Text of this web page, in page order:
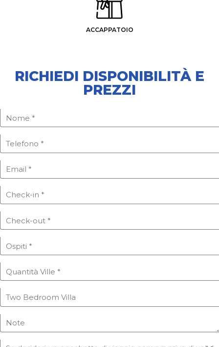
ACCAPPATOIO
RICHIEDI DISPONIBILITÀ E
PREZZI